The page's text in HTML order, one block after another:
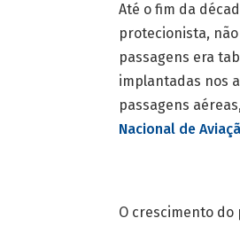
Até o fim da
protecionista,
passagens era
implantadas nos
passagens
Nacional de
O crescimento do